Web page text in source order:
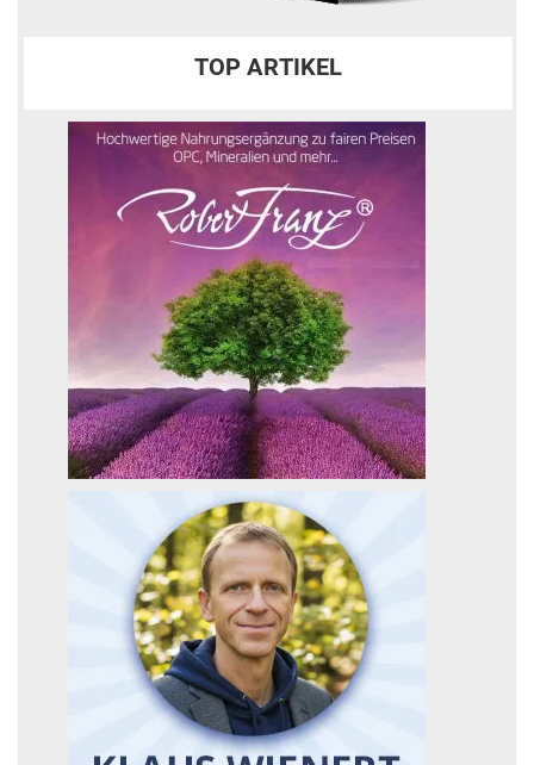
TOP ARTIKEL